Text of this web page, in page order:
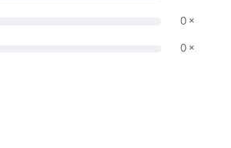
0 ×
0 ×